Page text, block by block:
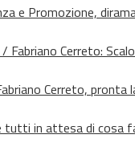
e Promozione,
/ Fabriano Cerreto:
Cerreto, pronta
in attesa di cosa